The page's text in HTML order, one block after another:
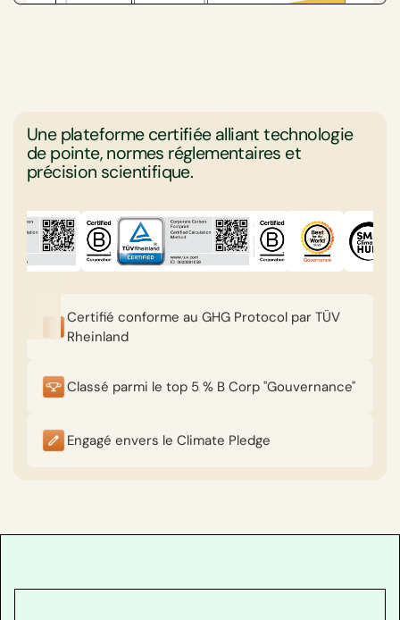
Une plateforme certifiée alliant technologie
de pointe, normes réglementaires et
précision scientifique.
Certifié conforme au GHG Protocol par TÜV
Rheinland
Classé parmi le top 5 % B Corp "Gouvernance"
Engagé envers le Climate Pledge